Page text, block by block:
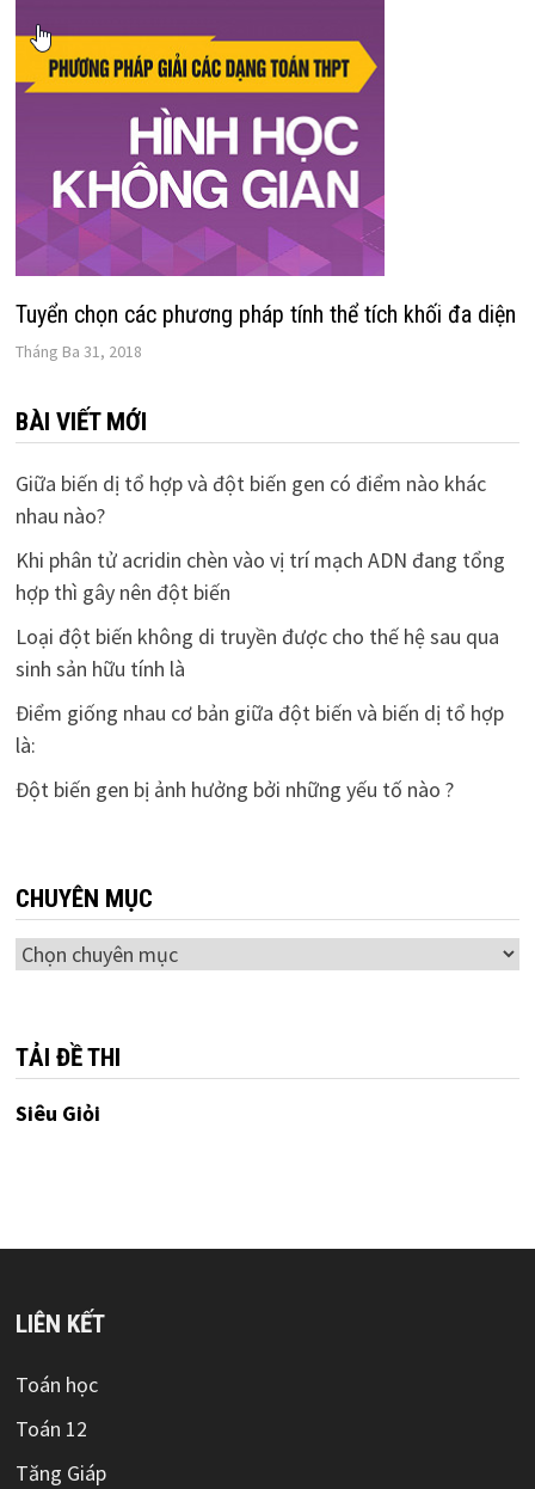
Tuyển chọn các phương pháp tính thể tích khối đa diện
Tháng Ba 31, 2018
BÀI VIẾT MỚI
Giữa biến dị tổ hợp và đột biến gen có điểm nào khác
nhau nào?
Khi phân tử acridin chèn vào vị trí mạch ADN đang tổng
hợp thì gây nên đột biến
Loại đột biến không di truyền được cho thế hệ sau qua
sinh sản hữu tính là
Điểm giống nhau cơ bản giữa đột biến và biến dị tổ hợp
là:
Đột biến gen bị ảnh hưởng bởi những yếu tố nào ?
CHUYÊN MỤC
Chuyên
TẢI ĐỀ THI
Siêu Giỏi
LIÊN KẾT
Toán học
Toán 12
Tăng Giáp